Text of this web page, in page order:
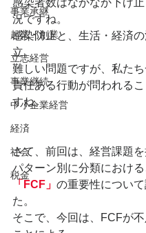
事業承継
起業・創業
立志経営
事業継続
中小企業経営
経済
社会
税金
感染者数はなかなか下げ
況ですね。
感染防止と、生活・経済
立。
難しい問題ですが、私た
責任ある行動が問われるこ
すね。
さて、前回は、経営課題
パターン別に分類における
「FCF」 の重要性につい
た。
そこで、今回は、FCFが